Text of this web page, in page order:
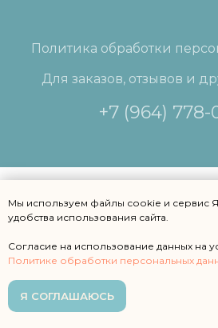
Мы используем файлы сооkіе и сервис
удобства использования сайта.
Согласие на использование данных на
Политике обработки персональных
Я СОГЛАШАЮСЬ
Политика обработки
Для заказов, отзывов и
+7 (964) 778-